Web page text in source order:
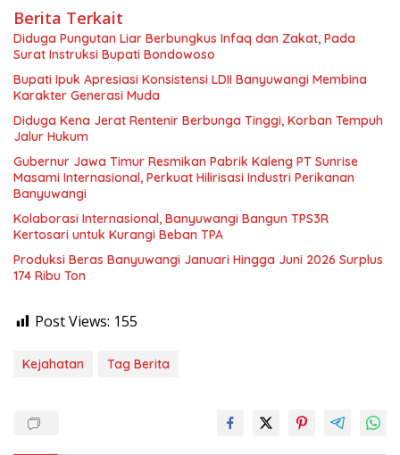
Berita Terkait
Diduga Pungutan Liar Berbungkus Infaq dan Zakat, Pada
Surat Instruksi Bupati Bondowoso
Bupati Ipuk Apresiasi Konsistensi LDII Banyuwangi Membina
Karakter Generasi Muda
Diduga Kena Jerat Rentenir Berbunga Tinggi, Korban Tempuh
Jalur Hukum
Gubernur Jawa Timur Resmikan Pabrik Kaleng PT Sunrise
Masami Internasional, Perkuat Hilirisasi Industri Perikanan
Banyuwangi
Kolaborasi Internasional, Banyuwangi Bangun TPS3R
Kertosari untuk Kurangi Beban TPA
Produksi Beras Banyuwangi Januari Hingga Juni 2026 Surplus
174 Ribu Ton
Post Views: 155
Kejahatan Tag Berita